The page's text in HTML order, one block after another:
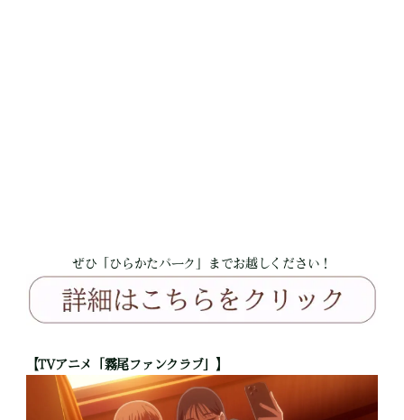
ぜひ「ひらかたパーク」までお越しください！
【TVアニメ「霧尾ファンクラブ」】